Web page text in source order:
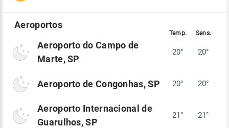
Aeroporto do Campo de
Marte, SP
20° 20°
Aeroporto de Congonhas, SP 20° 20°
Aeroporto Internacional de
Guarulhos, SP
21° 21°